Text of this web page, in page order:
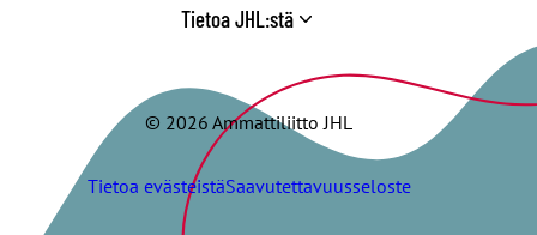
Tietoa JHL:stä
© 2026 Ammattiliitto JHL
Tietoa evästeistäSaavutettavuusseloste